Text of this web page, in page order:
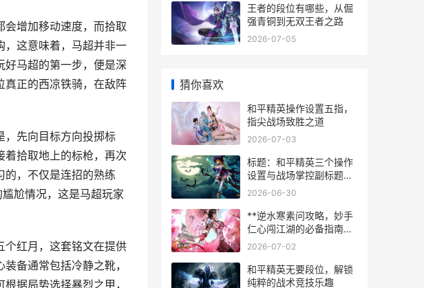
会增加移动速度，而拾取
，这意味着，马超并非一
好马超的第一步，便是深
真正的西凉铁骑，在敌阵
，先向目标方向投掷标
着拾取地上的标枪，再次
的，不仅是连招的熟练
尬情况，这是马超玩家
个红月，这套铭文在提供
备通常包括冷静之靴，
据局势选择暴烈之甲，
王者的段位有哪些，从倔
强青铜到无双王者之路
2026-07-05
猜你喜欢
和平精英操作设置五指，
指尖战场致胜之道
2026-07-03
标题：和平精英三个操作
设置与战场掌控副标题：
操作自定义中的制胜之道
2026-06-30
**逆水寒素问攻略，妙手
仁心闯江湖的必备指南，
副标题，从入门到精通的
2026-07-02
和平精英无要段位，解锁
纯粹的战术竞技乐趣